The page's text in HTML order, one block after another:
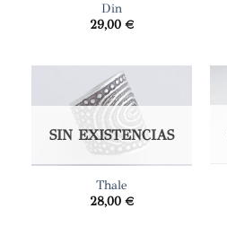
Din
29,00 €
SIN EXISTENCIAS
Thale
28,00 €